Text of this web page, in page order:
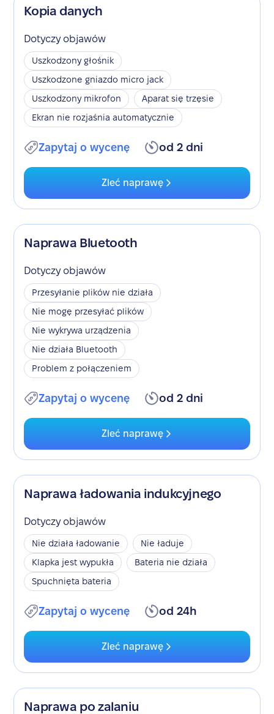
Kopia danych
Dotyczy objawów
Uszkodzony głośnik
Uszkodzone gniazdo micro jack
Uszkodzony mikrofon
Aparat się trzęsie
Ekran nie rozjaśnia automatycznie
Zapytaj o wycenę od 2 dni
Zleć naprawę
Naprawa Bluetooth
Dotyczy objawów
Przesyłanie plików nie działa
Nie mogę przesyłać plików
Nie wykrywa urządzenia
Nie działa Bluetooth
Problem z połączeniem
Zapytaj o wycenę od 2 dni
Zleć naprawę
Naprawa ładowania indukcyjnego
Dotyczy objawów
Nie działa ładowanie
Nie ładuje
Klapka jest wypukła
Bateria nie działa
Spuchnięta bateria
Zapytaj o wycenę od 24h
Zleć naprawę
Naprawa po zalaniu